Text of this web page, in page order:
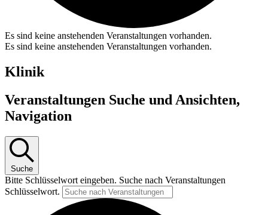
Es sind keine anstehenden Veranstaltungen vorhanden.
Es sind keine anstehenden Veranstaltungen vorhanden.
Klinik
Veranstaltungen Suche und Ansichten,
Navigation
Suche
Bitte Schlüsselwort eingeben. Suche nach Veranstaltungen
Schlüsselwort.